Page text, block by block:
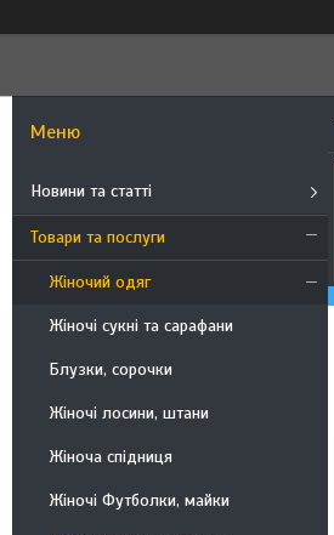
Новини та статті
Товари та послуги
Жіночий одяг
Жіночі сукні та сарафани
Блузки, сорочки
Жіночі лосини, штани
Жіноча спідниця
Жіночі Футболки, майки